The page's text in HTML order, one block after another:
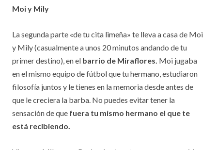
Moi y Mily
La segunda parte «de tu cita limeña» te lleva a casa de Moi
y Mily (casualmente a unos 20 minutos andando de tu
primer destino), en el barrio de Miraflores. Moi jugaba
en el mismo equipo de fútbol que tu hermano, estudiaron
filosofía juntos y le tienes en la memoria desde antes de
que le creciera la barba. No puedes evitar tener la
sensación de que fuera tu mismo hermano el que te
está recibiendo.